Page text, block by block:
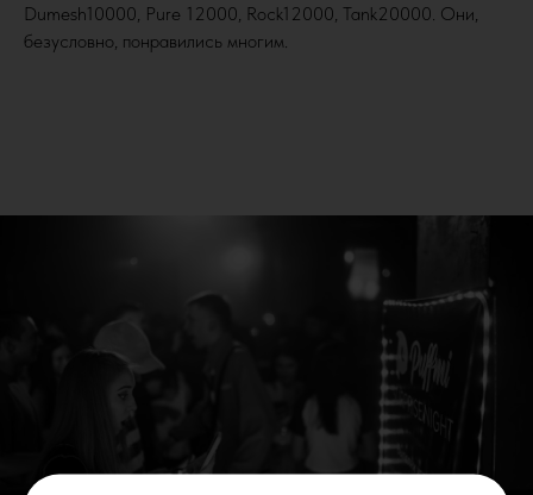
Dumesh10000, Pure 12000, Rock12000, Tank20000. Они,
безусловно, понравились многим.